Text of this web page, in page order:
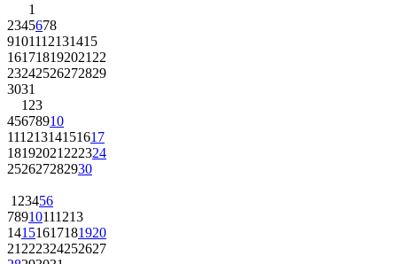
1
2345678
9101112131415
161718192021 22
23242526272829
3031
1 23
45678910
11121314151617
18192021 222324
252627282930
1 23456
78910111213
14151617181920
21 222324252627